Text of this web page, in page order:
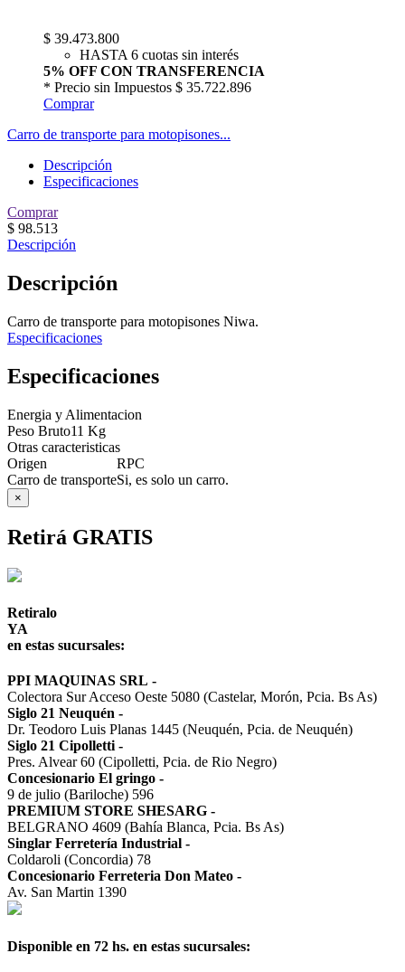
$ 39.473.800
HASTA 6 cuotas sin interés
5% OFF CON TRANSFERENCIA
* Precio sin Impuestos $ 35.722.896
Comprar
Carro de transporte para motopisones...
Descripción
Especificaciones
Comprar
$ 98.513
Descripción
Descripción
Carro de transporte para motopisones Niwa.
Especificaciones
Especificaciones
Energia y Alimentacion
Peso Bruto11 Kg
Otras caracteristicas
Origen
RPC
Carro de transporteSi, es solo un carro.
×
Retirá GRATIS
Retiralo
YA
en estas sucursales:
PPI MAQUINAS SRL -
Colectora Sur Acceso Oeste 5080 (Castelar, Morón, Pcia. Bs As)
Siglo 21 Neuquén -
Dr. Teodoro Luis Planas 1445 (Neuquén, Pcia. de Neuquén)
Siglo 21 Cipolletti -
Pres. Alvear 60 (Cipolletti, Pcia. de Rio Negro)
Concesionario El gringo -
9 de julio (Bariloche) 596
PREMIUM STORE SHESARG -
BELGRANO 4609 (Bahía Blanca, Pcia. Bs As)
Singlar Ferretería Industrial -
Coldaroli (Concordia) 78
Concesionario Ferreteria Don Mateo -
Av. San Martin 1390
Disponible en 72 hs. en estas sucursales: